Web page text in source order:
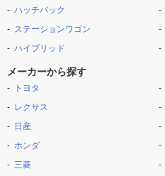
ハッチバック
ステーションワゴン
ハイブリッド
メーカーから探す
トヨタ
レクサス
日産
ホンダ
三菱